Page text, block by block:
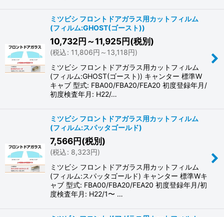
ミツビシ フロントドアガラス用カットフィルム
(フィルム:GHOST(ゴースト))
10,732円～11,925円(税別)
(税込: 11,806円 ～13,118円)
ミツビシ フロントドアガラス用カットフィルム
(フィルム:GHOST(ゴースト)) キャンター 標準W
キャブ 型式: FBA00/FBA20/FEA20 初度登録年月/
初度検査年月: H22/…
ミツビシ フロントドアガラス用カットフィルム
(フィルム:スパッタゴールド)
7,566円(税別)
(税込: 8,323円)
ミツビシ フロントドアガラス用カットフィルム
(フィルム:スパッタゴールド) キャンター 標準Wキ
ャブ 型式: FBA00/FBA20/FEA20 初度登録年月/初
度検査年月: H22/1〜 …